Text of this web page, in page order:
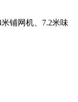
铺网机、7.2米味